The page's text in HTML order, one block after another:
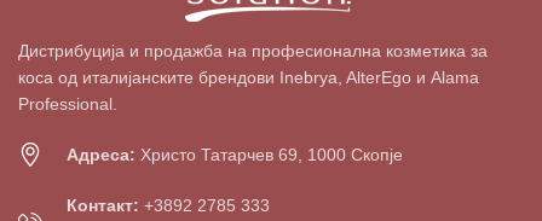
Дистрибуција и продажба на професионална козметика за
коса од италијанските брендови Inebrya, AlterEgo и Alama
Professional.
Адреса: Христо Татарчев 69, 1000 Скопје
Контакт: +3892 2785 333